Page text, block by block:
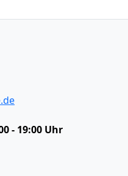
- 19:00 Uhr